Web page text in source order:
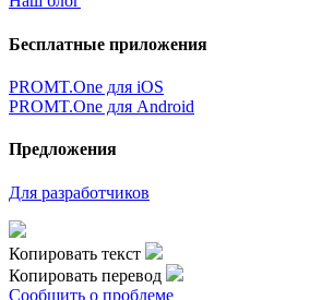
Бесплатные приложения
PROMT.One для iOS
PROMT.One для Android
Предложения
Для разработчиков
Копировать текст
Копировать перевод
Сообщить о проблеме